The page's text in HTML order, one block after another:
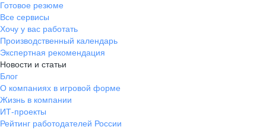
Готовое резюме
Все сервисы
Хочу у вас работать
Производственный календарь
Экспертная рекомендация
Новости и статьи
Блог
О компаниях в игровой форме
Жизнь в компании
ИТ-проекты
Рейтинг работодателей России